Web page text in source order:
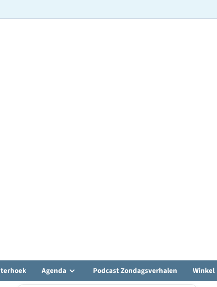
Agenda Podcast Zondagsverhalen Winkel